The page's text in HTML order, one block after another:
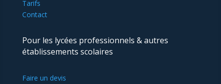
Tarifs
Contact
Pour les lycées professionnels & autres
établissements scolaires
Faire un devis